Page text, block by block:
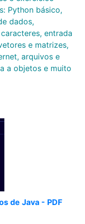
Python básico,
dados,
entrada
e matrizes,
arquivos e
a objetos e muito
de Java - PDF